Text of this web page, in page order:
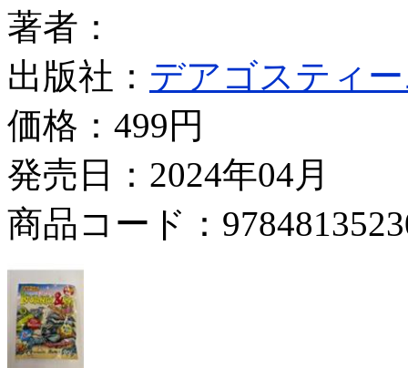
著者：
出版社： デアゴスティ
価格： 499円
発売日：2024年04月
商品コード：